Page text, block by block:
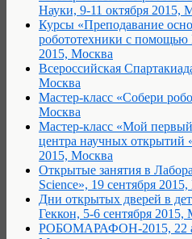
Науки, 9-11 октября 2015,
Курсы «Преподавание
робототехники с помощью
2015, Москва
Всероссийская
Москва
Мастер-класс «Собери
Москва
Мастер-класс «Мой
центра научных открытий
2015, Москва
Открытые занятия в
Science», 19 сентября
Дни открытых дверей в
Геккон, 5-6 сентября 2015,
РОБОМАРАФОН-2015, 22